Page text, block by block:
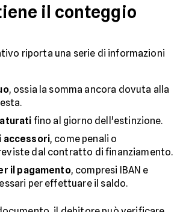
il conteggio
riporta una serie di informazioni
, ossia la somma ancora dovuta alla
fino al giorno dell'estinzione.
accessori, come penali o
dal contratto di finanziamento.
il pagamento, compresi IBAN e
per effettuare il saldo.